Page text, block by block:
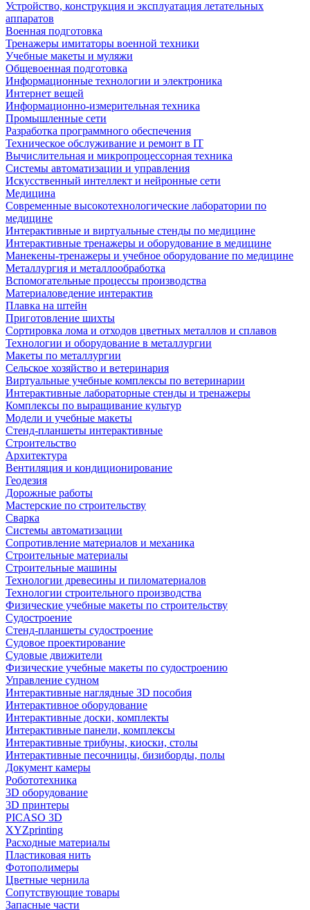
Устройство, конструкция и эксплуатация летательных
аппаратов
Военная подготовка
Тренажеры имитаторы военной техники
Учебные макеты и муляжи
Общевоенная подготовка
Информационные технологии и электроника
Интернет вещей
Информационно-измерительная техника
Промышленные сети
Разработка программного обеспечения
Техническое обслуживание и ремонт в IT
Вычислительная и микропроцессорная техника
Системы автоматизации и управления
Искусственный интеллект и нейронные сети
Медицина
Современные высокотехнологические лаборатории по
медицине
Интерактивные и виртуальные стенды по медицине
Интерактивные тренажеры и оборудование в медицине
Манекены-тренажеры и учебное оборудование по медицине
Металлургия и металлообработка
Вспомогательные процессы производства
Материаловедение интерактив
Плавка на штейн
Приготовление шихты
Сортировка лома и отходов цветных металлов и сплавов
Технологии и оборудование в металлургии
Макеты по металлургии
Сельское хозяйство и ветеринария
Виртуальные учебные комплексы по ветеринарии
Интерактивные лабораторные стенды и тренажеры
Комплексы по выращивание культур
Модели и учебные макеты
Стенд-планшеты интерактивные
Строительство
Архитектура
Вентиляция и кондиционирование
Геодезия
Дорожные работы
Мастерские по строительству
Сварка
Системы автоматизации
Сопротивление материалов и механика
Строительные материалы
Строительные машины
Технологии древесины и пиломатериалов
Технологии строительного производства
Физические учебные макеты по строительству
Судостроение
Стенд-планшеты судостроение
Судовое проектирование
Судовые движители
Физические учебные макеты по судостроению
Управление судном
Интерактивные наглядные 3D пособия
Интерактивное оборудование
Интерактивные доски, комплекты
Интерактивные панели, комплексы
Интерактивные трибуны, киоски, столы
Интерактивные песочницы, бизиборды, полы
Документ камеры
Робототехника
3D оборудование
3D принтеры
PICASO 3D
XYZprinting
Расходные материалы
Пластиковая нить
Фотополимеры
Цветные чернила
Сопутствующие товары
Запасные части